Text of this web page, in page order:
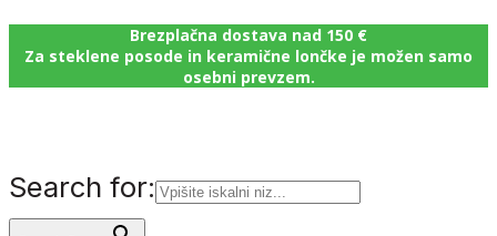
Brezplačna dostava nad 150 €
Za steklene posode in keramične lončke je možen samo
osebni prevzem.
Search for: